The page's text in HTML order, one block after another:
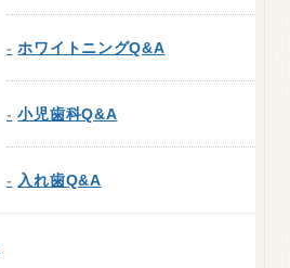
ホワイトニングQ&A
小児歯科Q&A
入れ歯Q&A